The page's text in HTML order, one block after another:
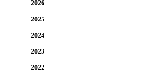
2026
2025
2024
2023
2022